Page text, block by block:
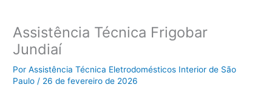
Assistência Técnica Frigobar
Jundiaí
PorAssistência Técnica Eletrodomésticos Interior de São
Paulo / 26 de fevereiro de 2026